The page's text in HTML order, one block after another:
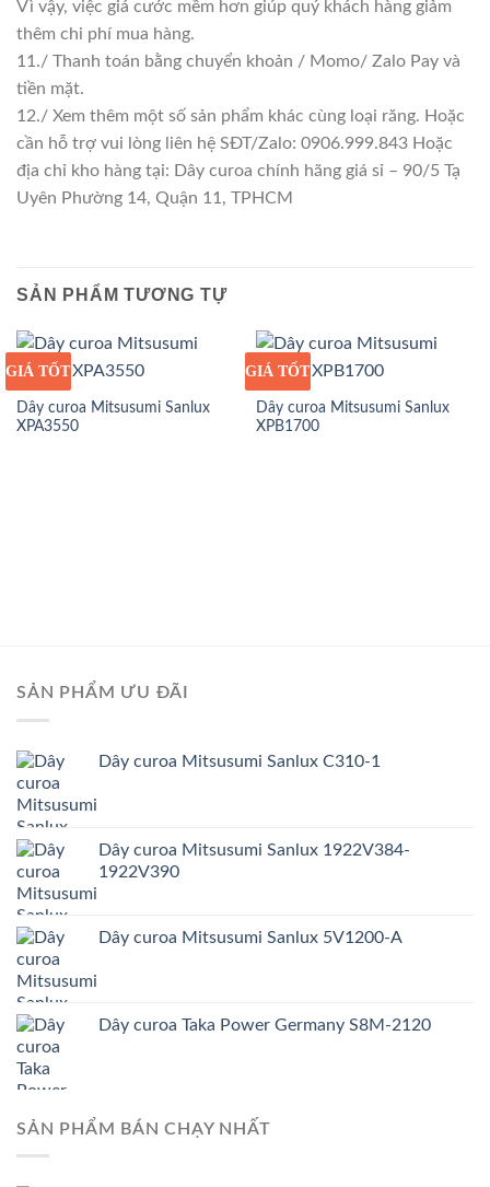
Vì vậy, việc giá cước mềm hơn giúp quý khách hàng giảm
thêm chi phí mua hàng.
11./ Thanh toán bằng chuyển khoản / Momo/ Zalo Pay và
tiền mặt.
12./ Xem thêm một số sản phẩm khác cùng loại răng. Hoặc
cần hỗ trợ vui lòng liên hệ SĐT/Zalo: 0906.999.843 Hoặc
địa chỉ kho hàng tại: Dây curoa chính hãng giá sỉ – 90/5 Tạ
Uyên Phường 14, Quận 11, TPHCM
SẢN PHẨM TƯƠNG TỰ
GIÁ SỈ
GIÁ TỐT
Dây curoa Mitsusumi Sanlux
XPA3550
GIÁ SỈ
GIÁ TỐT
Dây curoa Mitsusumi Sanlux
XPB1700
SẢN PHẨM ƯU ĐÃI
Dây curoa Mitsusumi Sanlux C310-1
Dây curoa Mitsusumi Sanlux 1922V384-
1922V390
Dây curoa Mitsusumi Sanlux 5V1200-A
Dây curoa Taka Power Germany S8M-2120
SẢN PHẨM BÁN CHẠY NHẤT